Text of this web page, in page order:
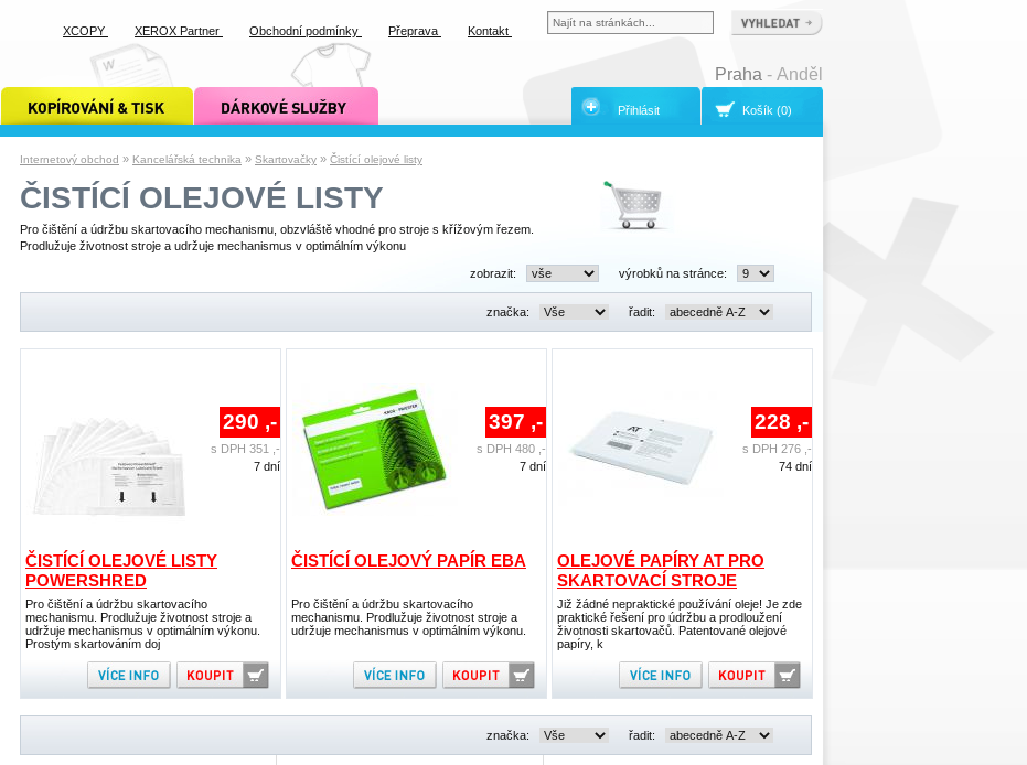
Internetový obchod » Kancelářská technika » Skartovačky » Čistící olejové listy
ČISTÍCÍ OLEJOVÉ LISTY
Pro čištění a údržbu skartovacího mechanismu, obzvláště vhodné pro stroje s křížovým řezem.
Prodlužuje životnost stroje a udržuje mechanismus v optimálním výkonu
zobrazit: výrobků na stránce:
značka: řadit:
ČISTÍCÍ OLEJOVÉ LISTY
POWERSHRED
Pro čištění a údržbu skartovacího
mechanismu. Prodlužuje životnost stroje a
udržuje mechanismus v optimálním výkonu.
Prostým skartováním doj
290 ,-
s DPH 351 ,-
7 dní
ČISTÍCÍ OLEJOVÝ PAPÍR EBA
Pro čištění a údržbu skartovacího
mechanismu. Prodlužuje životnost stroje a
udržuje mechanismus v optimálním výkonu.
397 ,-
s DPH 480 ,-
7 dní
OLEJOVÉ PAPÍRY AT PRO
SKARTOVACÍ STROJE
Již žádné nepraktické používání oleje! Je zde
praktické řešení pro údržbu a prodloužení
životnosti skartovačů. Patentované olejové
papíry, k
228 ,-
s DPH 276 ,-
74 dní
značka: řadit:
kopírování a tisk xcopy dárkové služby xcopy
XCOPY XEROX Partner Obchodní podmínky Přeprava Kontakt
Praha - Anděl
Košík (0)
Přihlásit